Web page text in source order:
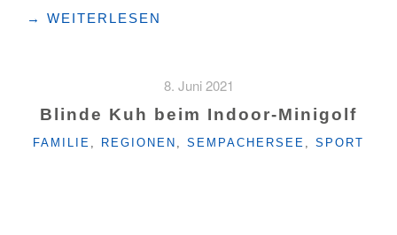
"WIE
MENSCH
GLÜCK?"
→ WEITERLESEN
8. Juni 2021
Blinde Kuh beim Indoor-Minigolf
KATEGORIEN
FAMILIE REGIONEN SEMPACHERSEE SPORT